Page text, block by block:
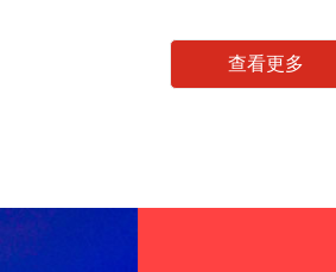
查看更多